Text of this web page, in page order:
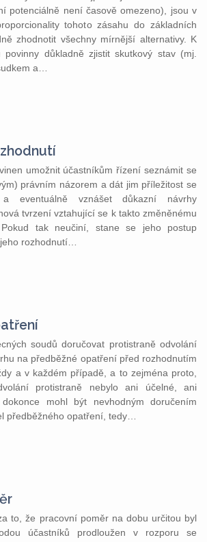
potenciálně není časově omezeno), jsou v
tohoto zásahu do základních
zhodnotit všechny mírnější alternativy. K
důkladně zjistit skutkový stav (mj.
a…
umožnit účastníkům řízení seznámit se
právním názorem a dát jim příležitost se
eventuálně vznášet důkazní návrhy
tvrzení vztahující se k takto změněnému
tak neučiní, stane se jeho postup
rozhodnutí…
soudů doručovat protistraně odvolání
na předběžné opatření před rozhodnutím
a v každém případě, a to zejména proto,
protistraně nebylo ani účelné, ani
mohl být nevhodným doručením
předběžného opatření, tedy…
to, že pracovní poměr na dobu určitou byl
účastníků prodloužen v rozporu se